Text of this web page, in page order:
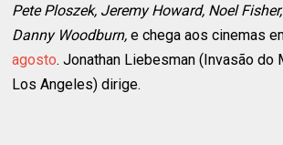
Pete Ploszek, Jeremy Howard, Noel
Danny Woodburn,e chega aos cinemas
agosto. Jonathan Liebesman (Invasão do
Los Angeles) dirige.